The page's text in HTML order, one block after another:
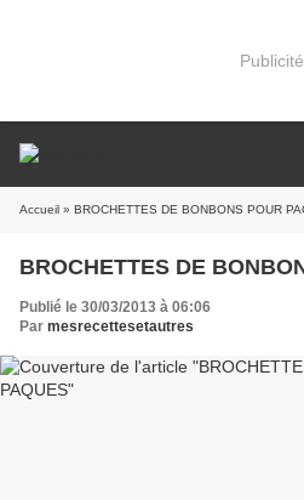
Publicité
Accueil » BROCHETTES DE BONBONS POUR
BROCHETTES DE
Publié le 30/03/2013 à 06:06
Par mesrecettesetautres